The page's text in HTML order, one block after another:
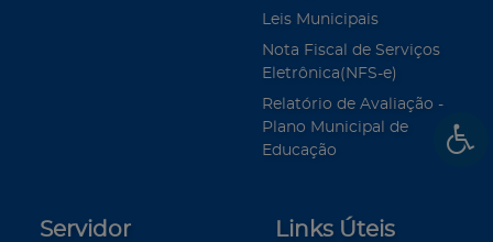
Leis Municipais
Nota Fiscal de Serviços
Eletrônica(NFS-e)
Relatório de Avaliação -
Plano Municipal de
Educação
Servidor Links Úteis